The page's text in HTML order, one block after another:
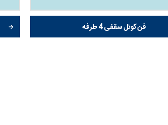
فن کوئل سقفی 4 طرفه